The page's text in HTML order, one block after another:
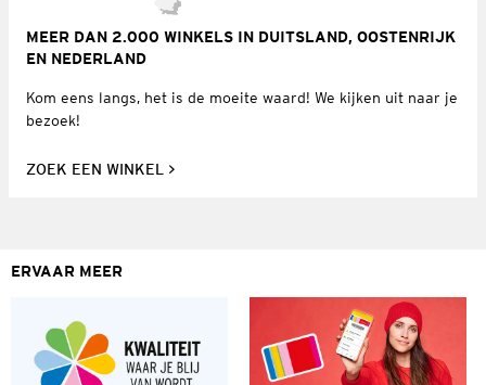
MEER DAN 2.000 WINKELS IN DUITSLAND, OOSTENRIJK
EN NEDERLAND
Kom eens langs, het is de moeite waard! We kijken uit naar je
bezoek!
ZOEK EEN WINKEL
ERVAAR MEER